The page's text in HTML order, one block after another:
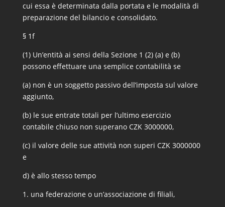
cui essa è determinata dalla portata e le modalità di
preparazione del bilancio e consolidato.
§ 1f
(1) Un’entità ai sensi della Sezione 1 (2) (a) e (b)
possono effettuare una semplice contabilità se
(a) non è un soggetto passivo dell’imposta sul valore
aggiunto,
(b) le sue entrate totali per l’ultimo esercizio
contabile chiuso non superano CZK 3000000,
(c) il valore delle sue attività non superi CZK 3000000
e
d) è allo stesso tempo
1. una federazione o un’associazione di filiali,